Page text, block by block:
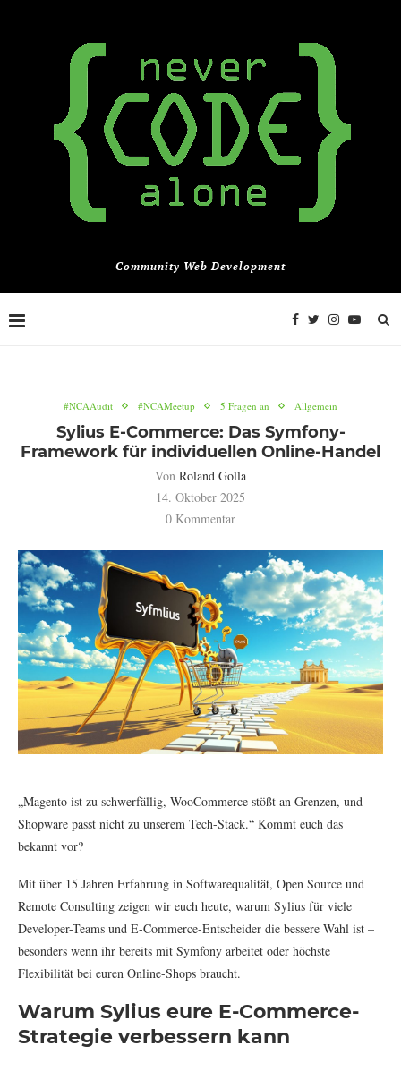
Community Web Development
#NCAAudit #NCAMeetup 5 Fragen an Allgemein
Sylius E-Commerce: Das Symfony-
Framework für individuellen Online-Handel
Von Roland Golla
14. Oktober 2025
0 Kommentar
„Magento ist zu schwerfällig, WooCommerce stößt an Grenzen, und
Shopware passt nicht zu unserem Tech-Stack.“ Kommt euch das
bekannt vor?
Mit über 15 Jahren Erfahrung in Softwarequalität, Open Source und
Remote Consulting zeigen wir euch heute, warum Sylius für viele
Developer-Teams und E-Commerce-Entscheider die bessere Wahl ist –
besonders wenn ihr bereits mit Symfony arbeitet oder höchste
Flexibilität bei euren Online-Shops braucht.
Warum Sylius eure E-Commerce-
Strategie verbessern kann